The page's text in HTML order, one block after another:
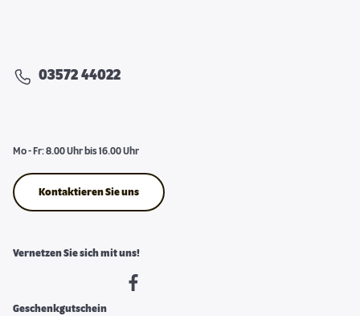
03572 44022
Mo - Fr: 8.00 Uhr bis 16.00 Uhr
Kontaktieren Sie uns
Vernetzen Sie sich mit uns!
Geschenkgutschein